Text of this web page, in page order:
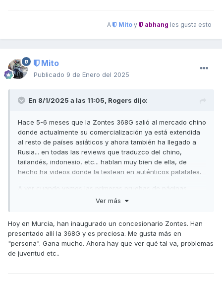
A Mito y abhang les gusta esto
Mito
Publicado 9 de Enero del 2025
En 8/1/2025 a las 11:05, Rogers dijo:
Hace 5-6 meses que la Zontes 368G salió al mercado chino
donde actualmente su comercialización ya está extendida
al resto de países asiáticos y ahora también ha llegado a
Rusia... en todas las reviews que traduzco del chino,
tailandés, indonesio, etc... hablan muy bien de ella, de
hecho ha videos donde la testean en auténticos patatales.
A ver cuando vemos las primeras pruebas de páginas
especializadas europeas donde en principio estaba
También espero la 368E que dicen que en prestaciones no
se va a diferenciar mucho de la Reina TMax.
Ver más
Hoy en Murcia, han inaugurado un concesionario Zontes. Han
presentado allí la 368G y es preciosa. Me gusta más en
"persona". Gana mucho. Ahora hay que ver qué tal va, problemas
de juventud etc..